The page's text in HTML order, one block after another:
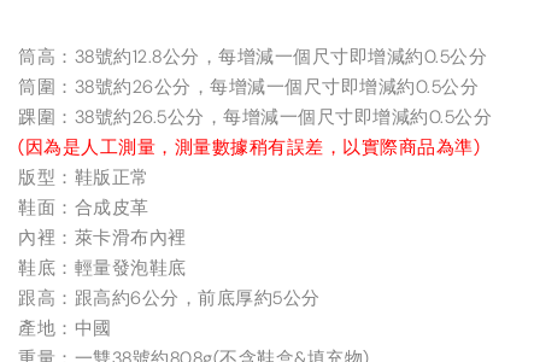
筒高：38號約12.8公分，每增減一個尺寸即增減約0.5公分
筒圍：38號約26公分，每增減一個尺寸即增減約0.5公分
踝圍：38號約26.5公分，每增減一個尺寸即增減約0.5公分
(因為是人工測量，測量數據稍有誤差，以實際商品為準)
版型：鞋版正常
鞋面：合成皮革
內裡：萊卡滑布內裡
鞋底：輕量發泡鞋底
跟高：跟高約6公分，前底厚約5公分
產地：中國